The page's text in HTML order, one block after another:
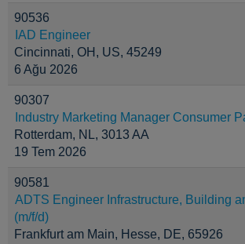
90536
IAD Engineer
Cincinnati, OH, US, 45249
6 Ağu 2026
90307
Industry Marketing Manager Consumer
Rotterdam, NL, 3013 AA
19 Tem 2026
90581
ADTS Engineer Infrastructure, Building
(m/f/d)
Frankfurt am Main, Hesse, DE, 65926